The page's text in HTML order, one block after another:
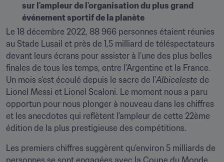
sur l'ampleur de l'organisation du plus grand
événement sportif de la planète
Le 18 décembre 2022, 88 966 personnes étaient réunies
au Stade Lusail et près de 1,5 milliard de téléspectateurs
devant leurs écrans pour assister à l’une des plus belles
finales de tous les temps, entre l’Argentine et la France.
Un mois s’est écoulé depuis le sacre de l’Albiceleste de
Lionel Messi et Lionel Scaloni. Le moment nous a paru
opportun pour nous plonger à nouveau dans les chiffres
et les anecdotes qui reflètent l’ampleur de cette 22ème
édition de la plus prestigieuse des compétitions.
Les premiers chiffres suggèrent qu'environ 5 milliards de
personnes se sont engagées avec la Coupe du Monde